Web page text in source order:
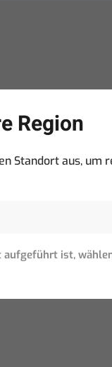
Region
Standort aus, um
aufgeführt ist,